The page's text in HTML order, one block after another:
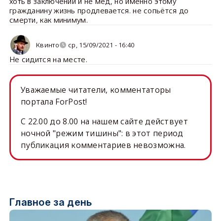
гражданину жизнь продлевается. не сопьётся до
смерти, как минимум.
Квинто ср, 15/09/2021 - 16:40
Не сидится на месте.
Уважаемые читатели, комментаторы
портала ForPost!
C 22.00 до 8.00 на нашем сайте действует
ночной "режим тишины": в этот период
публикация комментариев невозможна.
Главное за день